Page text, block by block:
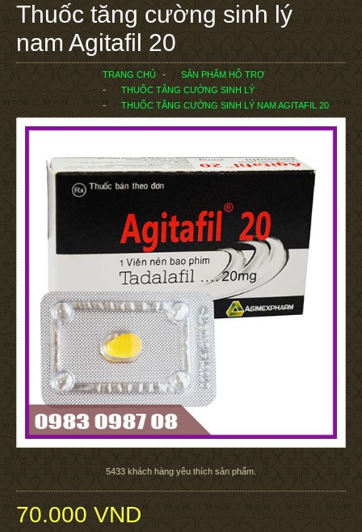
Thuốc tăng cường sinh lý
nam Agitafil 20
TRANG CHỦ
SẢN PHẨM HỖ TRỢ
THUỐC TĂNG CƯỜNG SINH LÝ
THUỐC TĂNG CƯỜNG SINH LÝ NAM AGITAFIL 20
5433 khách hàng yêu thích sản phẩm.
70.000 VND